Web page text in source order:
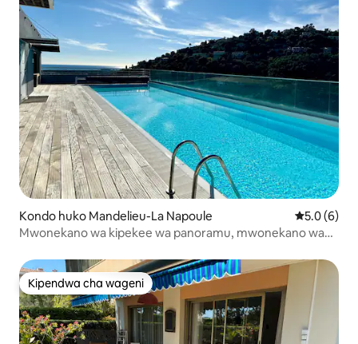
Kondo huko Mandelieu-La Napoule Ukadiriaji
5.0 (6)
Mwonekano wa kipekee wa panoramu, mwonekano wa
Kipendwa cha wageni
Kipendwa cha wageni